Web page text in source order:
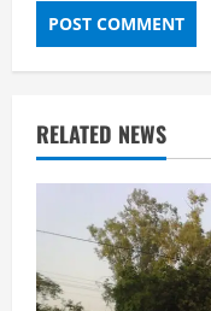
RELATED NEWS